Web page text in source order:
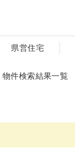
県営住宅
物件検索結果一覧